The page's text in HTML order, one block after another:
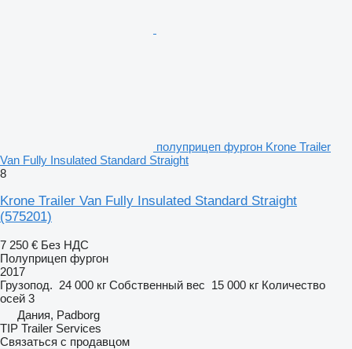
полуприцеп фургон Krone Trailer
Van Fully Insulated Standard Straight
8
Krone Trailer Van Fully Insulated Standard Straight
(575201)
7 250 € Без НДС
Полуприцеп фургон
2017
Грузопод. 24 000 кг Собственный вес 15 000 кг Количество
осей 3
Дания, Padborg
TIP Trailer Services
Связаться с продавцом